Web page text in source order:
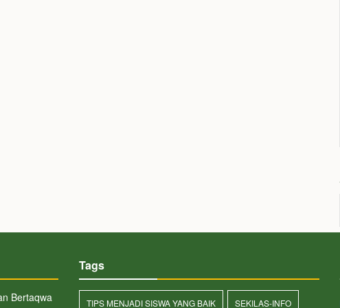
Bertaqwa
Tags
TIPS MENJADI SISWA YANG BAIK SEKILAS-INFO